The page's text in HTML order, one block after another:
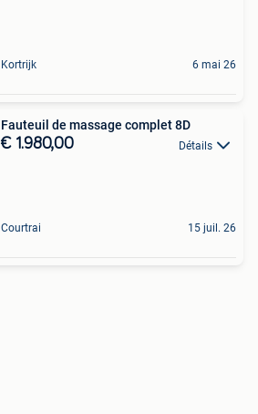
Kortrijk 6 mai 26
Fauteuil de massage complet 8D
€ 1.980,00 Détails
Courtrai 15 juil. 26